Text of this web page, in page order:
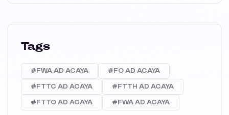
Tags
#FWA AD ACAYA #FO AD ACAYA
#FTTC AD ACAYA #FTTH AD ACAYA
#FTTO AD ACAYA #FWA AD ACAYA